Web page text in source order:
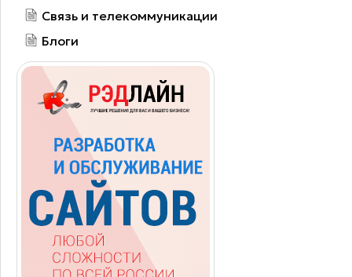
Связь и телекоммуникации
Блоги